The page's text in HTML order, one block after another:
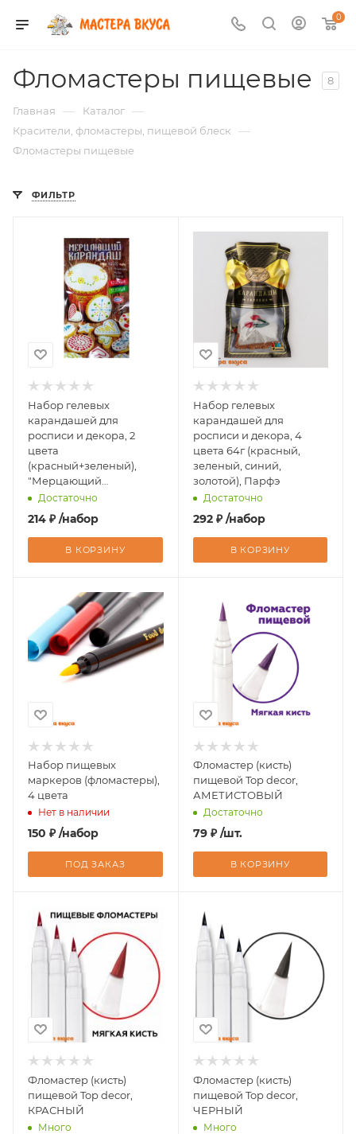
0
Фломастеры пищевые 8
Главная — Каталог —
Красители, фломастеры, пищевой блеск —
Фломастеры пищевые
ФИЛЬТР
Набор гелевых
карандашей для
росписи и декора, 2
цвета
(красный+зеленый),
"Мерцающий
карандаш"
Достаточно
214 ₽ /набор
В КОРЗИНУ
Набор гелевых
карандашей для
росписи и декора, 4
цвета 64г (красный,
зеленый, синий,
золотой), Парфэ
Достаточно
292 ₽ /набор
В КОРЗИНУ
Набор пищевых
маркеров (фломастеры),
4 цвета
Нет в наличии
150 ₽ /набор
ПОД ЗАКАЗ
Фломастер (кисть)
пищевой Top decor,
АМЕТИСТОВЫЙ
Достаточно
79 ₽ /шт.
В КОРЗИНУ
Фломастер (кисть)
пищевой Top decor,
КРАСНЫЙ
Много
Фломастер (кисть)
пищевой Top decor,
ЧЕРНЫЙ
Много